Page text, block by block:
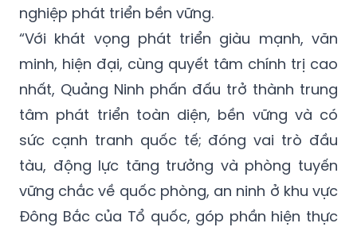
nghiệp phát triển bền vững.
“Với khát vọng phát triển giàu mạnh, văn
minh, hiện đại, cùng quyết tâm chính trị cao
nhất, Quảng Ninh phấn đấu trở thành trung
tâm phát triển toàn diện, bền vững và có
sức cạnh tranh quốc tế; đóng vai trò đầu
tàu, động lực tăng trưởng và phòng tuyến
vững chắc về quốc phòng, an ninh ở khu vực
Đông Bắc của Tổ quốc, góp phần hiện thực